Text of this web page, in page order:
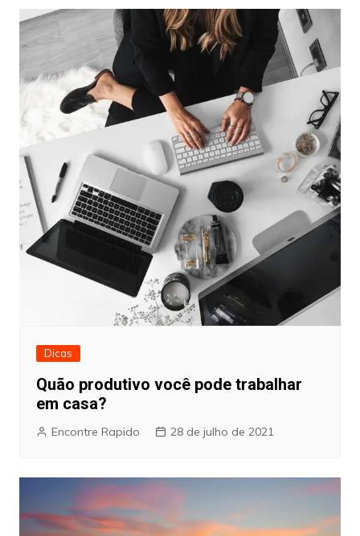
Dicas
Quão produtivo você pode trabalhar
em casa?
Encontre Rapido 28 de julho de 2021